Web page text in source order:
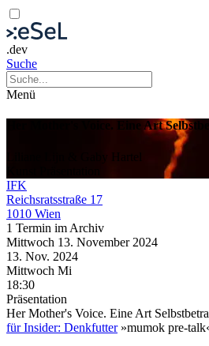
.dev
Suche
Menü
Her Mother's Voice. Eine Art
Liliane Lijn & Gaby Hartel
IFK
Reichsratsstraße 17
1010 Wien
1 Termin im Archiv
Mittwoch 13. November 2024
13. Nov. 2024
Mittwoch Mi
18:30
Präsentation
Her Mother's Voice. Eine Art
für Insider: Denkfutter »mumok pre-